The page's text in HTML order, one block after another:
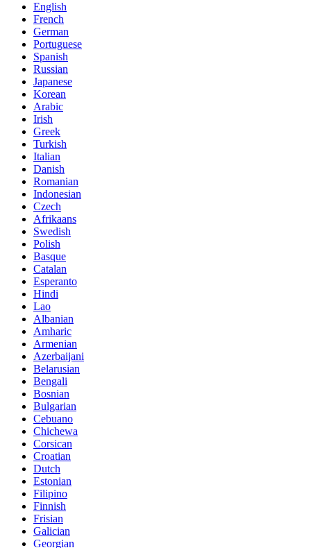
English
French
German
Portuguese
Spanish
Russian
Japanese
Korean
Arabic
Irish
Greek
Turkish
Italian
Danish
Romanian
Indonesian
Czech
Afrikaans
Swedish
Polish
Basque
Catalan
Esperanto
Hindi
Lao
Albanian
Amharic
Armenian
Azerbaijani
Belarusian
Bengali
Bosnian
Bulgarian
Cebuano
Chichewa
Corsican
Croatian
Dutch
Estonian
Filipino
Finnish
Frisian
Galician
Georgian